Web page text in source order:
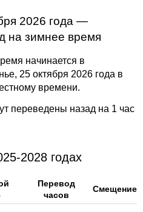
2026 года —
на зимнее время
начинается в
25 октября 2026 года в
времени.
переведены назад на 1 час
2028 годах
Перевод
часов
Смещение